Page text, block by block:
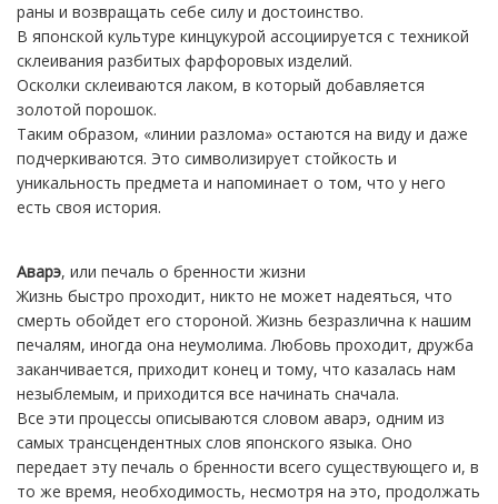
раны и возвращать себе силу и достоинство.
В японской культуре кинцукурой ассоциируется с техникой
склеивания разбитых фарфоровых изделий.
Осколки склеиваются лаком, в который добавляется
золотой порошок.
Таким образом, «линии разлома» остаются на виду и даже
подчеркиваются. Это символизирует стойкость и
уникальность предмета и напоминает о том, что у него
есть своя история.
Аварэ, или печаль о бренности жизни
Жизнь быстро проходит, никто не может надеяться, что
смерть обойдет его стороной. Жизнь безразлична к нашим
печалям, иногда она неумолима. Любовь проходит, дружба
заканчивается, приходит конец и тому, что казалась нам
незыблемым, и приходится все начинать сначала.
Все эти процессы описываются словом аварэ, одним из
самых трансцендентных слов японского языка. Оно
передает эту печаль о бренности всего существующего и, в
то же время, необходимость, несмотря на это, продолжать